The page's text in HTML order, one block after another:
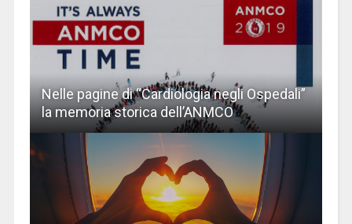
Nelle pagine di “Cardiologia negli Ospedali”
la memoria storica dell’ANMCO